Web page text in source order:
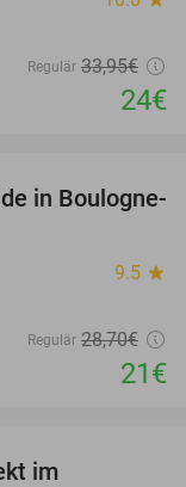
Regulär 33,95€
24€
27%
in Boulogne-
9.5 star
Regulär 28,70€
21€
im